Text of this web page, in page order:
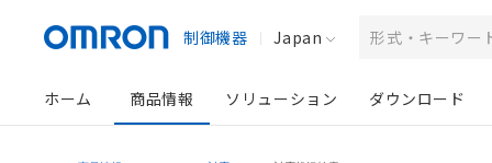
制御機器 Japan
ホーム 商品情報 ソリューション ダウンロード